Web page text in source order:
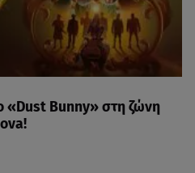
«Dust Bunny» στη ζώνη